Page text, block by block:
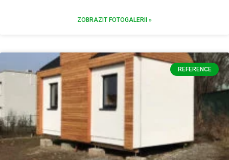
ZOBRAZIT FOTOGALERII »
REFERENCE